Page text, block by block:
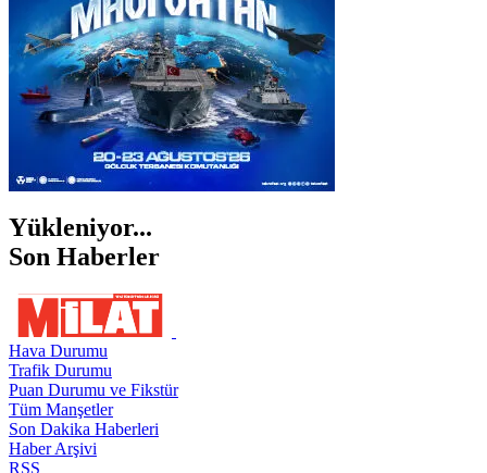
Yükleniyor...
Son Haberler
Hava Durumu
Trafik Durumu
Puan Durumu ve Fikstür
Tüm Manşetler
Son Dakika Haberleri
Haber Arşivi
RSS